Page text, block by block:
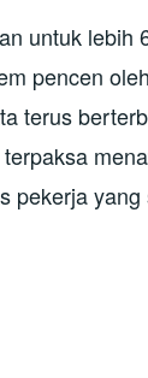
untuk lebih
pencen
terus
pekerja